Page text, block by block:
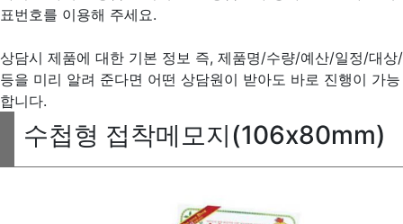
표번호를 이용해 주세요.
상담시 제품에 대한 기본 정보 즉, 제품명/수량/예산/일정/대상/
등을 미리 알려 준다면 어떤 상담원이 받아도 바로 진행이 가능
합니다.
수첩형 접착메모지(106x80mm)